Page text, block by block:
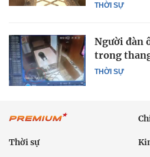
THỜI SỰ
THỜI SỰ
Người đàn
trong
Thời sự